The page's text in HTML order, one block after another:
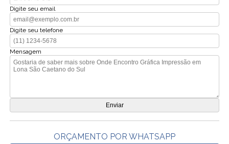
Digite seu email
Digite seu telefone
Mensagem
ORÇAMENTO POR WHATSAPP